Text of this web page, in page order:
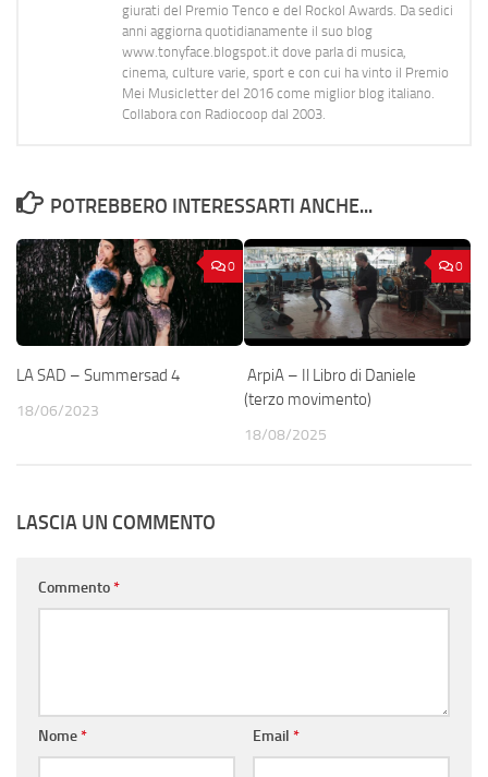
giurati del Premio Tenco e del Rockol Awards. Da sedici
anni aggiorna quotidianamente il suo blog
www.tonyface.blogspot.it dove parla di musica,
cinema, culture varie, sport e con cui ha vinto il Premio
Mei Musicletter del 2016 come miglior blog italiano.
Collabora con Radiocoop dal 2003.
POTREBBERO INTERESSARTI ANCHE...
0
LA SAD – Summersad 4
18/06/2023
0
ArpiA – Il Libro di Daniele
(terzo movimento)
18/08/2025
LASCIA UN COMMENTO
Commento*
Nome* Email *